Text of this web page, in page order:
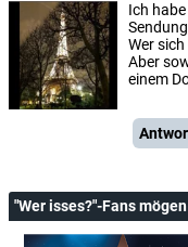
Ich
Wer
Aber
einem
"Wer isses?"-Fans